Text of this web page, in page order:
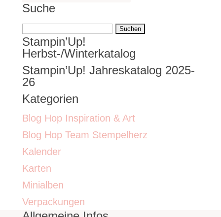
Suche
Suchen
nach:
Stampin’Up!
Herbst-/Winterkatalog
Stampin’Up! Jahreskatalog 2025-
26
Kategorien
Blog Hop Inspiration & Art
Blog Hop Team Stempelherz
Kalender
Karten
Minialben
Verpackungen